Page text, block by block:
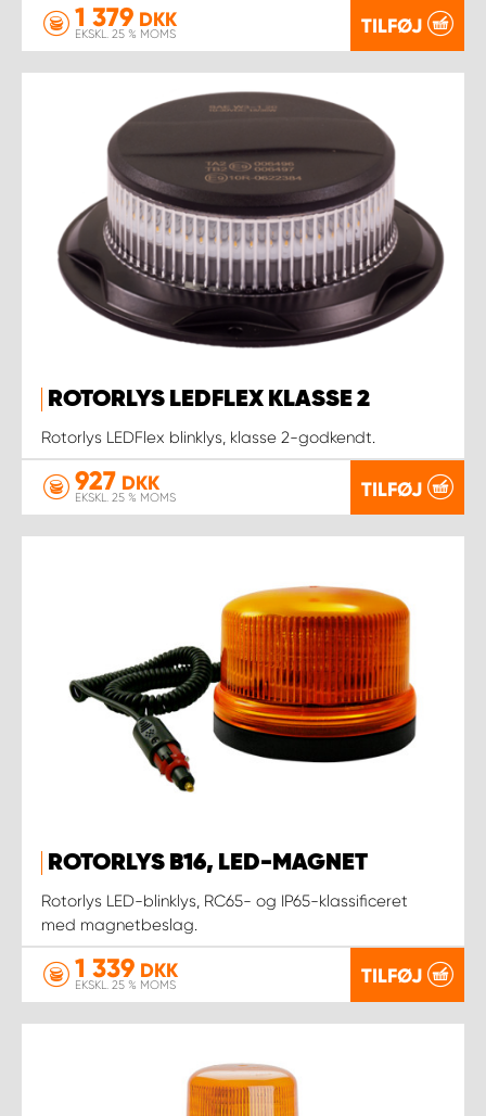
1 379 DKK
EKSKL. 25 % MOMS TILFØJ
ROTORLYS LEDFLEX KLASSE 2
Rotorlys LEDFlex blinklys, klasse 2-godkendt.
927 DKK
EKSKL. 25 % MOMS TILFØJ
ROTORLYS B16, LED-MAGNET
Rotorlys LED-blinklys, RC65- og IP65-klassificeret
med magnetbeslag.
1 339 DKK
EKSKL. 25 % MOMS TILFØJ